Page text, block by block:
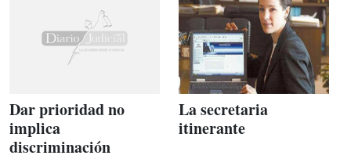
Dar prioridad no
implica
discriminación
La secretaria
itinerante